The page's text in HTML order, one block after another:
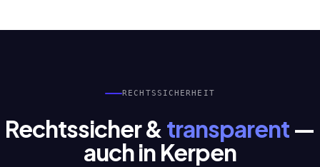
RECHTSSICHERHEIT
Rechtssicher & transparent—
auch in Kerpen